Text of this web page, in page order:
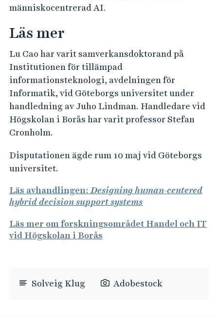
människocentrerad AI.
Läs mer
Lu Cao har varit samverkansdoktorand på
Institutionen för tillämpad
informationsteknologi, avdelningen för
Informatik, vid Göteborgs universitet under
handledning av Juho Lindman. Handledare vid
Högskolan i Borås har varit professor Stefan
Cronholm.
Disputationen ägde rum 10 maj vid Göteborgs
universitet.
Läs avhandlingen: Designing human-centered
hybrid decision support systems
Läs mer om forskningsområdet Handel och IT
vid Högskolan i Borås
Solveig Klug Adobestock